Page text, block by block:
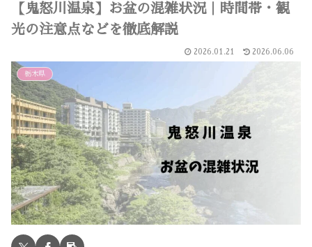
【鬼怒川温泉】お盆の混雑状況｜時間帯・観
光の注意点などを徹底解説
2026.01.21 2026.06.06
栃木県